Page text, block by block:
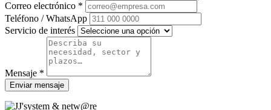
Correo electrónico *
Teléfono / WhatsApp
Servicio de interés
Mensaje *
Enviar mensaje